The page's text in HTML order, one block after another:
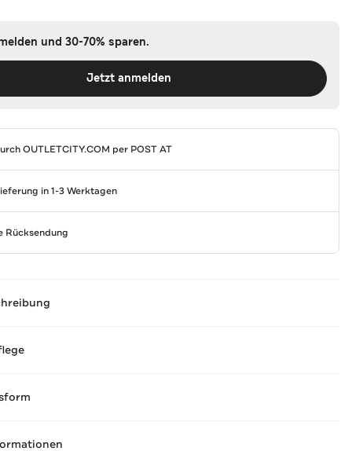
und 30-70% sparen.
Jetzt anmelden
OUTLETCITY.COM per POST AT
in 1-3 Werktagen
Rücksendung